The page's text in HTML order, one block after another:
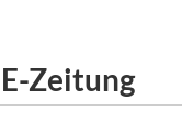
E-Zeitung